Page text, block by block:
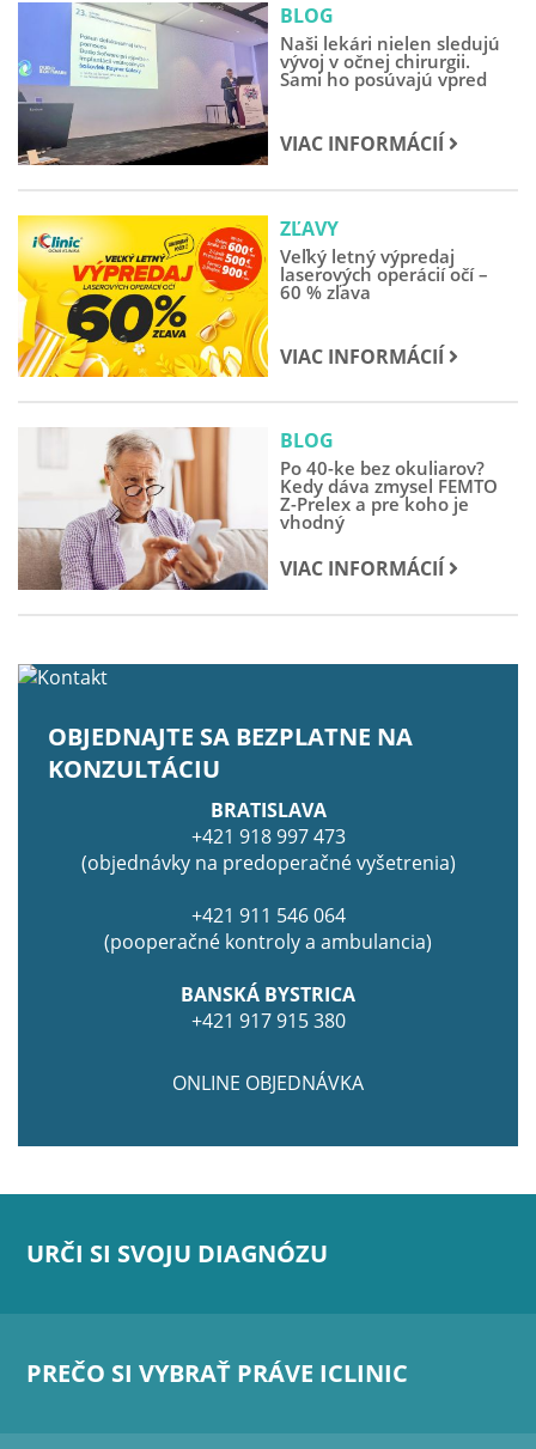
BLOG
Naši lekári nielen sledujú
vývoj v očnej chirurgii.
Sami ho posúvajú vpred
VIAC INFORMÁCIÍ
ZĽAVY
Veľký letný výpredaj
laserových operácií očí –
60 % zľava
VIAC INFORMÁCIÍ
BLOG
Po 40-ke bez okuliarov?
Kedy dáva zmysel FEMTO
Z-Prelex a pre koho je
vhodný
VIAC INFORMÁCIÍ
OBJEDNAJTE SA BEZPLATNE NA
KONZULTÁCIU
BRATISLAVA
+421 918 997 473
(objednávky na predoperačné vyšetrenia)
+421 911 546 064
(pooperačné kontroly a ambulancia)
BANSKÁ BYSTRICA
+421 917 915 380
ONLINE OBJEDNÁVKA
URČI SI SVOJU DIAGNÓZU
PREČO SI VYBRAŤ PRÁVE ICLINIC